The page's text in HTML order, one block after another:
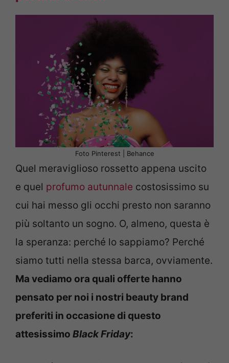
Foto Pinterest | Behance
Quel meraviglioso rossetto appena uscito
e quel profumo autunnale costosissimo su
cui hai messo gli occhi presto non saranno
più soltanto un sogno. O, almeno, questa è
la speranza: perché lo sappiamo? Perché
siamo tutti nella stessa barca, ovviamente.
Ma vediamo ora quali offerte hanno
pensato per noi i nostri beauty brand
preferiti in occasione di questo
attesissimo Black Friday: